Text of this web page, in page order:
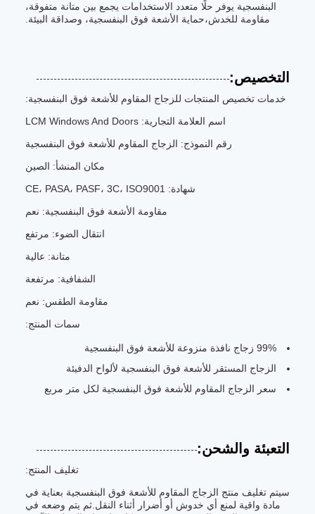
البنفسجية يوفر حلًا متعدد الاستخدامات يجمع بين متانة متفوقة،
مقاومة للخدش،حماية الأشعة فوق البنفسجية، وصداقة البيئة.
التخصيص:
خدمات تخصيص المنتجات للزجاج المقاوم للأشعة فوق البنفسجية:
اسم العلامة التجارية: LCM Windows And Doors
رقم النموذج: الزجاج المقاوم للأشعة فوق البنفسجية
مكان المنشأ: الصين
شهادة: CE، PASA، PASF، 3C، ISO9001
مقاومة الأشعة فوق البنفسجية: نعم
انتقال الضوء: مرتفع
متانة: عالية
الشفافية: مرتفعة
مقاومة الطقس: نعم
سمات المنتج:
99% زجاج نافذة منزوعة للأشعة فوق البنفسجية
الزجاج المستقر للأشعة فوق البنفسجية لألواح الدفيئة
سعر الزجاج المقاوم للأشعة فوق البنفسجية لكل متر مربع
التعبئة والشحن:
تغليف المنتج:
سيتم تغليف منتج الزجاج المقاوم للأشعة فوق البنفسجية بعناية في
مادة واقية لمنع أي خدوش أو أضرار أثناء النقل.ثم يتم وضعه في